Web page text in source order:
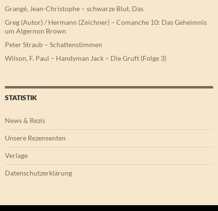
Grangé, Jean-Christophe – schwarze Blut, Das
Greg (Autor) / Hermann (Zeichner) – Comanche 10: Das Geheimnis
um Algernon Brown
Peter Straub – Schattenstimmen
Wilson, F. Paul – Handyman Jack – Die Gruft (Folge 3)
STATISTIK
News & Rezis
Unsere Rezensenten
Verlage
Datenschutzerklärung